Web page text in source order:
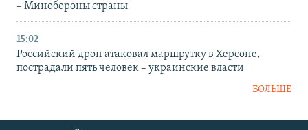
– Минобороны страны
15:02
Российский дрон атаковал маршрутку в Херсоне,
пострадали пять человек – украинские власти
БОЛЬШЕ